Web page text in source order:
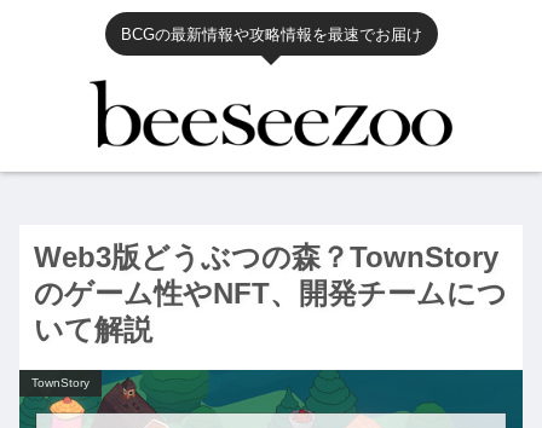
BCGの最新情報や攻略情報を最速でお届け
Web3版どうぶつの森？TownStory
のゲーム性やNFT、開発チームにつ
いて解説
TownStory